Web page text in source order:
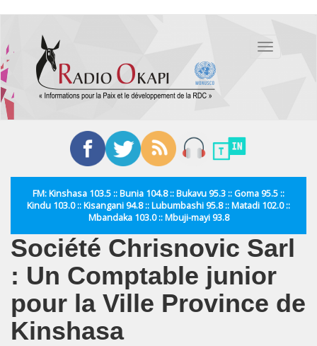
contenu
principal
Toggle
FM: Kinshasa 103.5 :: Bunia 104.8 :: Bukavu 95.3 :: Goma 95.5 ::
Kindu 103.0 :: Kisangani 94.8 :: Lubumbashi 95.8 :: Matadi 102.0 ::
Mbandaka 103.0 :: Mbuji-mayi 93.8
Société Chrisnovic Sarl
: Un Comptable junior
pour la Ville Province de
Kinshasa